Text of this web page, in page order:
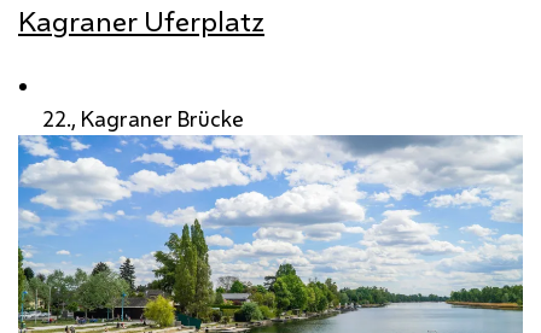
Kagraner Uferplatz
22., Kagraner Brücke